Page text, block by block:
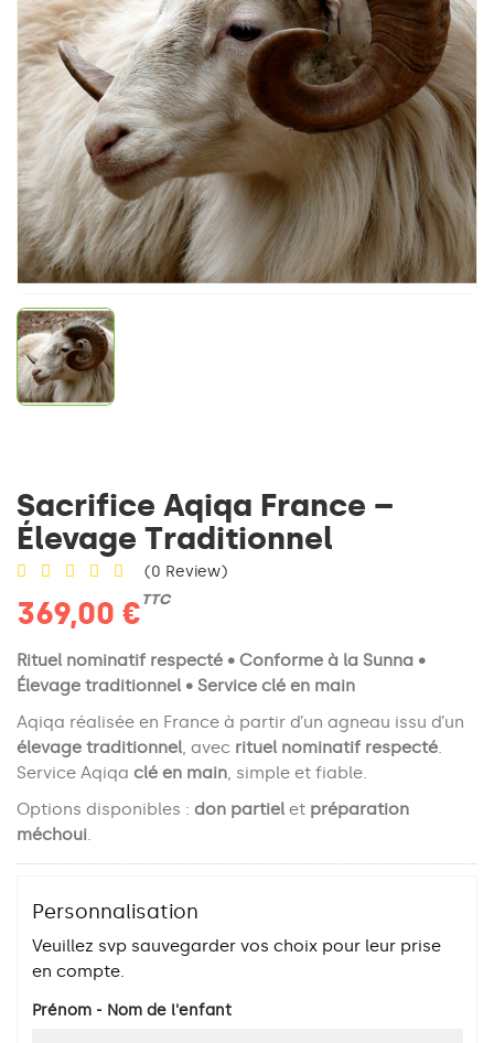
Sacrifice Aqiqa France –
Élevage Traditionnel
(0 Review)
369,00 € TTC
Rituel nominatif respecté • Conforme à la Sunna •
Élevage traditionnel • Service clé en main
Aqiqa réalisée en France à partir d’un agneau issu d’un
élevage traditionnel, avec rituel nominatif respecté.
Service Aqiqa clé en main, simple et fiable.
Options disponibles : don partiel et préparation
méchoui.
Personnalisation
Veuillez svp sauvegarder vos choix pour leur prise
en compte.
Prénom - Nom de l'enfant